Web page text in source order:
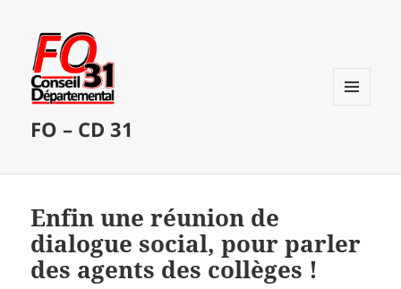
FO – CD 31
Enfin une réunion de
dialogue social, pour parler
des agents des collèges !